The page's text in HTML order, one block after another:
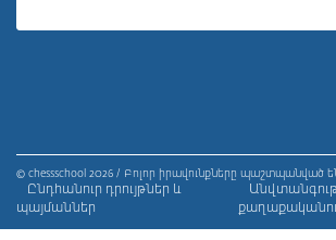
© chessschool 2026 / Բոլոր իրավունքները պաշտպանված
Ընդհանուր դրույթներ և
պայմաններ